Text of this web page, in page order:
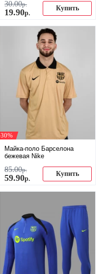
30.00р.
19.90р.
Купить
-30%
Майка-поло Барселона
бежевая Nike
85.00р.
59.90р.
Купить